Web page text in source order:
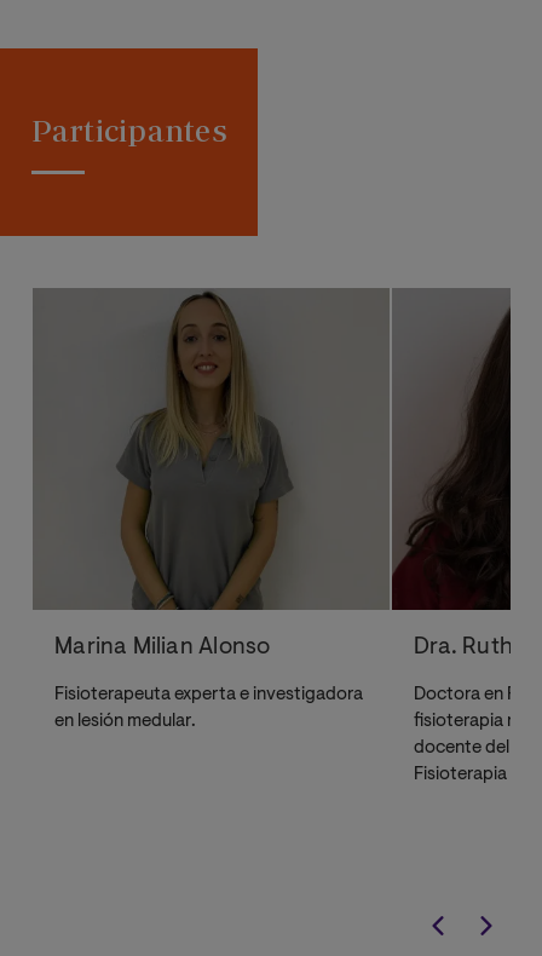
Participantes
Marina Milian Alonso
Fisioterapeuta experta e investigadora
en lesión medular.
Dra. Ruth
Doctora en
fisioterapia
docente del
Fisioterapia
terapia